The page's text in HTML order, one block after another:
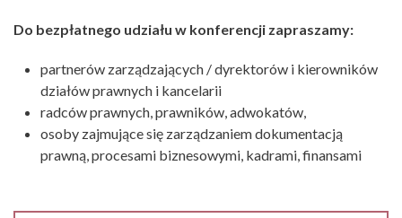
Do bezpłatnego udziału w konferencji zapraszamy:
partnerów zarządzających / dyrektorów i kierowników
działów prawnych i kancelarii
radców prawnych, prawników, adwokatów,
osoby zajmujące się zarządzaniem dokumentacją
prawną, procesami biznesowymi, kadrami, finansami